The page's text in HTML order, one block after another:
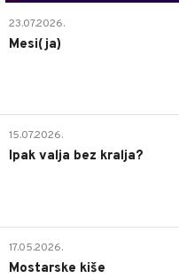
23.07.2026.
Mesi(ja)
15.07.2026.
Ipak valja bez kralja?
17.05.2026.
Mostarske kiše